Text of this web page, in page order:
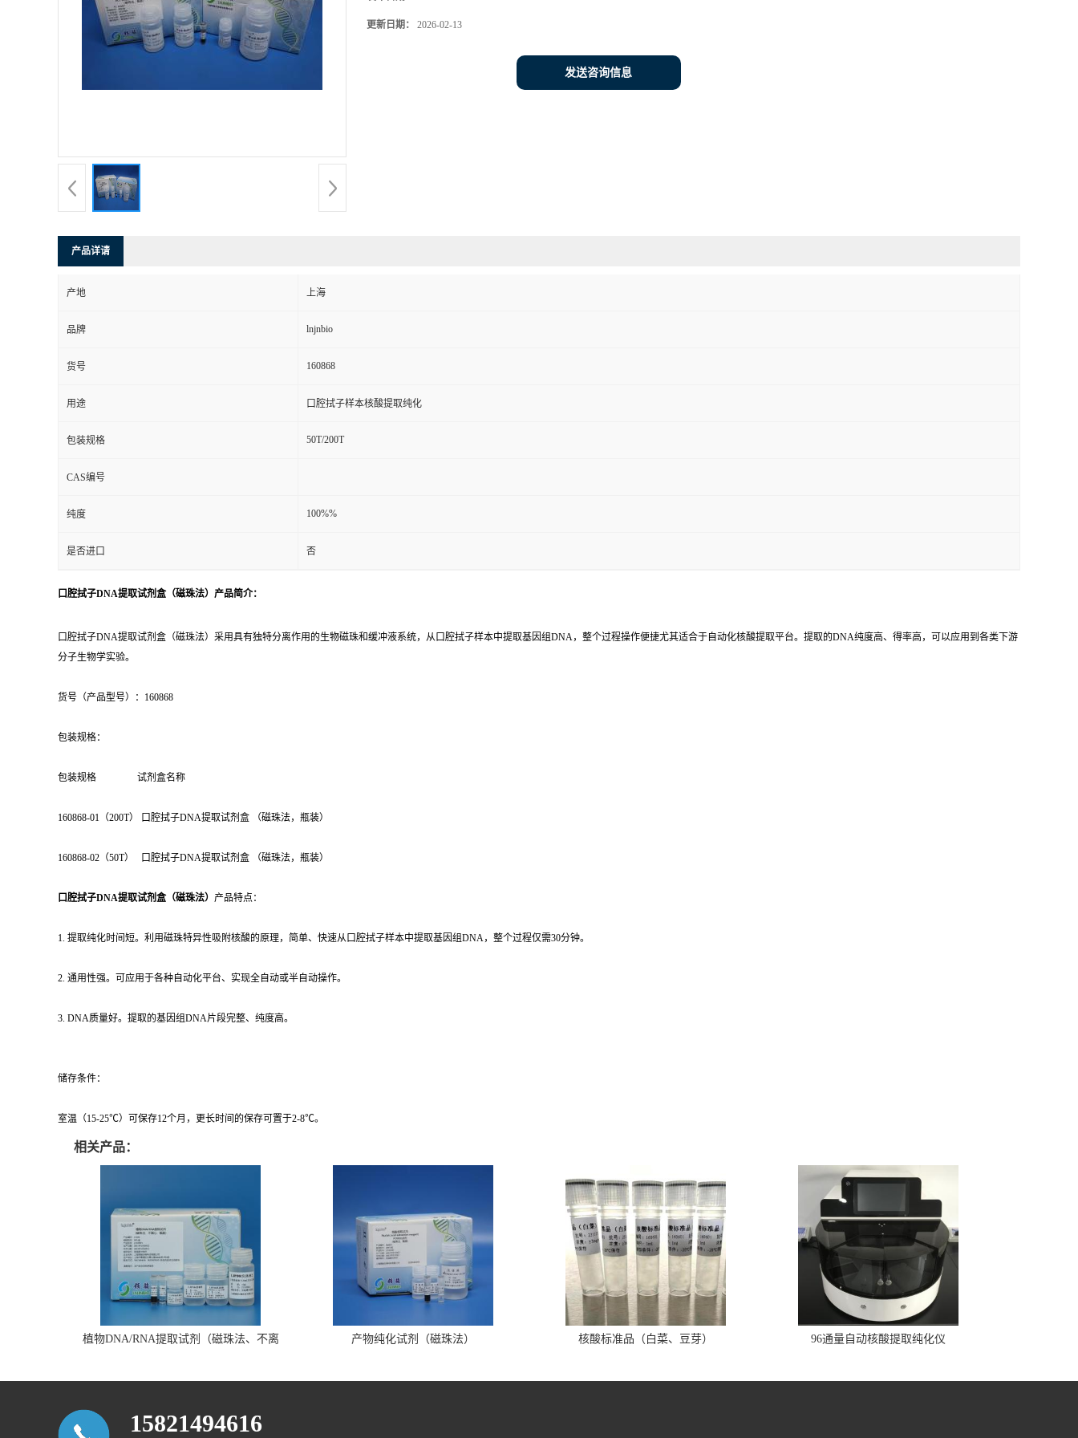
更新日期： 2026-02-13
发送咨询信息
产品详请
产地 上海
品牌 lnjnbio
货号 160868
用途 口腔拭子样本核酸提取纯化
包装规格 50T/200T
CAS编号
纯度 100%%
是否进口 否
口腔拭子DNA提取试剂盒（磁珠法）产品简介：
口腔拭子DNA提取试剂盒（磁珠法）采用具有独特分离作用的生物磁珠和缓冲液系统，从口腔拭子样本中提取基因组DNA，整个过程操作便捷尤其适合于自动化核酸提取平台。提取的DNA纯度高、得率高，可以应用到各类下游
分子生物学实验。
货号（产品型号）：160868
包装规格：
包装规格 试剂盒名称
160868-01（200T） 口腔拭子DNA提取试剂盒 （磁珠法，瓶装）
160868-02（50T） 口腔拭子DNA提取试剂盒 （磁珠法，瓶装）
口腔拭子DNA提取试剂盒（磁珠法） 产品特点：
1. 提取纯化时间短。利用磁珠特异性吸附核酸的原理，简单、快速从口腔拭子样本中提取基因组DNA，整个过程仅需30分钟。
2. 通用性强。可应用于各种自动化平台、实现全自动或半自动操作。
3. DNA质量好。提取的基因组DNA片段完整、纯度高。
储存条件：
室温（15-25℃）可保存12个月，更长时间的保存可置于2-8℃。
相关产品：
植物DNA/RNA提取试剂（磁珠法、不离
产物纯化试剂（磁珠法） 核酸标准品（白菜、豆芽） 96通量自动核酸提取纯化仪
15821494616